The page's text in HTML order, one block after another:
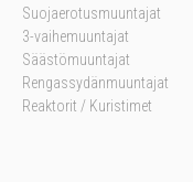
Suojaerotusmuuntajat
3-vaihemuuntajat
Säästömuuntajat
Rengassydänmuuntajat
Reaktorit / Kuristimet